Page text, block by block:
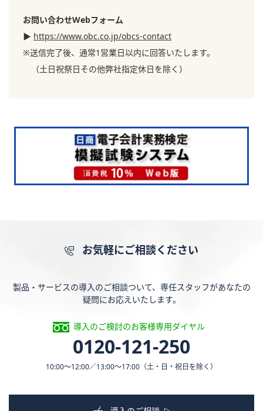
お問い合わせWebフォーム
▶ https://www.obc.co.jp/obcs-contact
※送信完了後、通常1営業日以内に回答いたします。
（土日祝祭日その他弊社指定休日を除く）
お気軽にご相談ください
製品・サービスの導入のご相談ついて、専任スタッフがあなたの
疑問にお応えいたします。
導入のご検討のお客様専用ダイヤル
0120-121-250
10:00〜12:00／13:00〜17:00 （土・日・祝日を除く）